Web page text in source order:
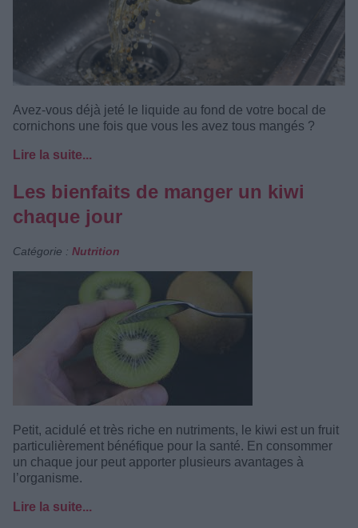
Avez-vous déjà jeté le liquide au fond de votre bocal de
cornichons une fois que vous les avez tous mangés ?
Lire la suite...
Les bienfaits de manger un kiwi
chaque jour
Catégorie : Nutrition
Petit, acidulé et très riche en nutriments, le kiwi est un fruit
particulièrement bénéfique pour la santé. En consommer
un chaque jour peut apporter plusieurs avantages à
l’organisme.
Lire la suite...